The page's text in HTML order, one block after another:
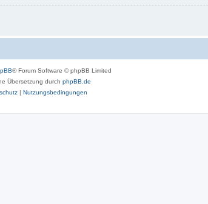
® Forum Software © phpBB Limited
Übersetzung durch phpBB.de
| Nutzungsbedingungen